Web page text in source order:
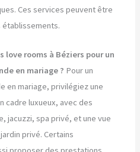
Ces services peuvent être
établissements.
love rooms à Béziers pour un
en mariage ? Pour un
en mariage, privilégiez une
cadre luxueux, avec des
jacuzzi, spa privé, et une vue
privé. Certains